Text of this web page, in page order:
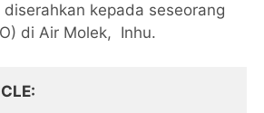
kepada seseorang
di Air Molek, Inhu.